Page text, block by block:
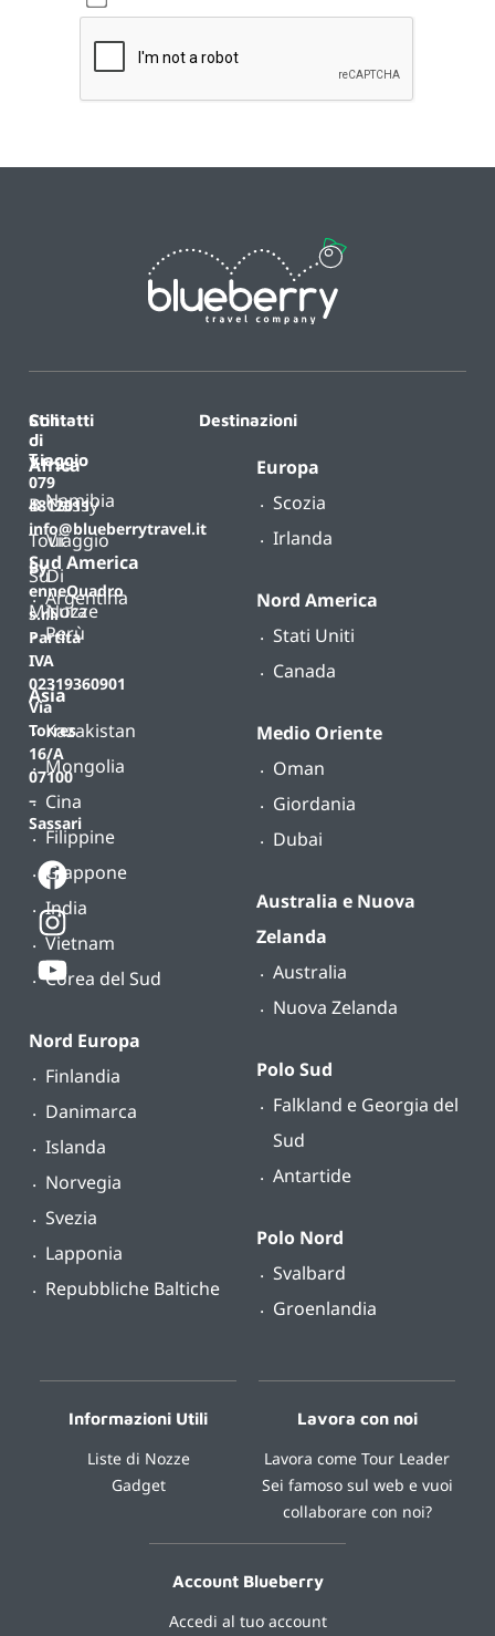
Contatti
T.
079
4812011
info@blueberrytravel.it
By
enneQuadro
s.r.l.
Partita
IVA
02319360901
Via
Torres
16/A
07100
–
Sassari
Destinazioni
Africa
Namibia
Sud America
Argentina
Perù
Asia
Kazakistan
Mongolia
Cina
Filippine
Giappone
India
Vietnam
Corea del Sud
Nord Europa
Finlandia
Danimarca
Islanda
Norvegia
Svezia
Lapponia
Repubbliche Baltiche
Europa
Scozia
Irlanda
Nord America
Stati Uniti
Canada
Medio Oriente
Oman
Giordania
Dubai
Australia e Nuova
Zelanda
Australia
Nuova Zelanda
Polo Sud
Falkland e Georgia del
Sud
Antartide
Polo Nord
Svalbard
Groenlandia
Stili
di
viaggio
B-
Tour
Su
Misura
Classy
Viaggio
Di
Nozze
Informazioni Utili
Liste di Nozze
Gadget
Lavora con noi
Lavora come Tour Leader
Sei famoso sul web e vuoi
collaborare con noi?
Account Blueberry
Accedi al tuo account